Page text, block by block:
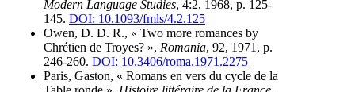
Modern Language Studies, 4:2, 1968, p. 125-
145. DOI: 10.1093/fmls/4.2.125
Owen, D. D. R., « Two more romances by
Chrétien de Troyes? », Romania, 92, 1971, p.
246-260. DOI: 10.3406/roma.1971.2275
Paris, Gaston, « Romans en vers du cycle de la